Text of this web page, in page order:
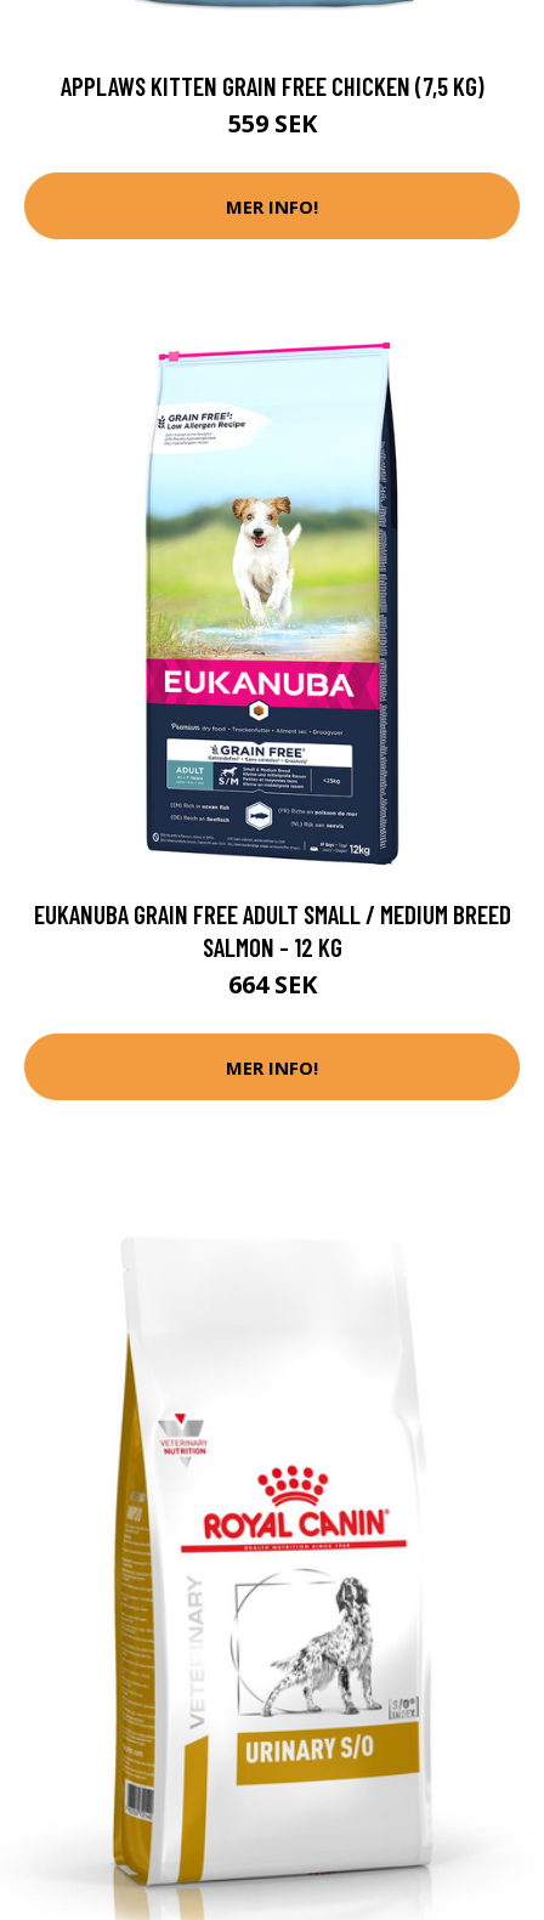
APPLAWS KITTEN GRAIN FREE CHICKEN (7,5 KG)
559 SEK
MER INFO!
EUKANUBA GRAIN FREE ADULT SMALL / MEDIUM BREED
SALMON - 12 KG
664 SEK
MER INFO!